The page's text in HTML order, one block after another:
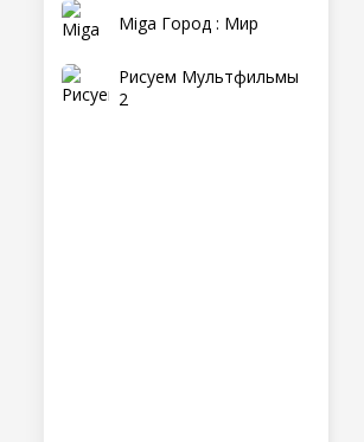
Miga Город : Мир
Рисуем Мультфильмы
2